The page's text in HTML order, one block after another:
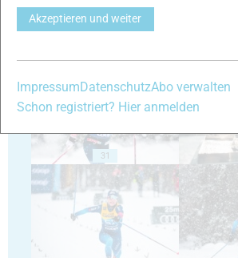
31
Akzeptieren und weiter
Impressum DatenschutzAbo verwalten
Schon registriert? Hier anmelden